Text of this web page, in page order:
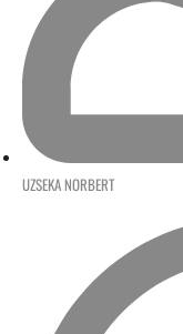
UZSEKA NORBERT